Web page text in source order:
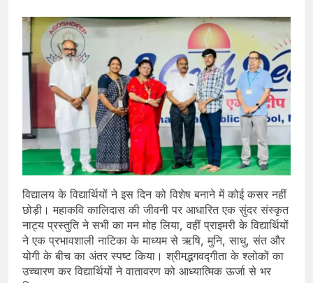
विद्यालय के विद्यार्थियों ने इस दिन को विशेष बनाने में कोई कसर नहीं
छोड़ी। महाकवि कालिदास की जीवनी पर आधारित एक सुंदर संस्कृत
नाट्य प्रस्तुति ने सभी का मन मोह लिया, वहीं प्राइमरी के विद्यार्थियों
ने एक प्रभावशाली नाटिका के माध्यम से ऋषि, मुनि, साधु, संत और
योगी के बीच का अंतर स्पष्ट किया। श्रीमद्भगवद्गीता के श्लोकों का
उच्चारण कर विद्यार्थियों ने वातावरण को आध्यात्मिक ऊर्जा से भर